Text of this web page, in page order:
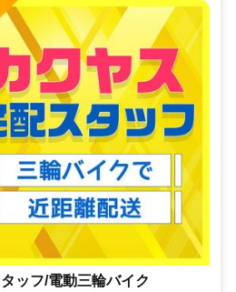
ッフ/電動三輪バイク